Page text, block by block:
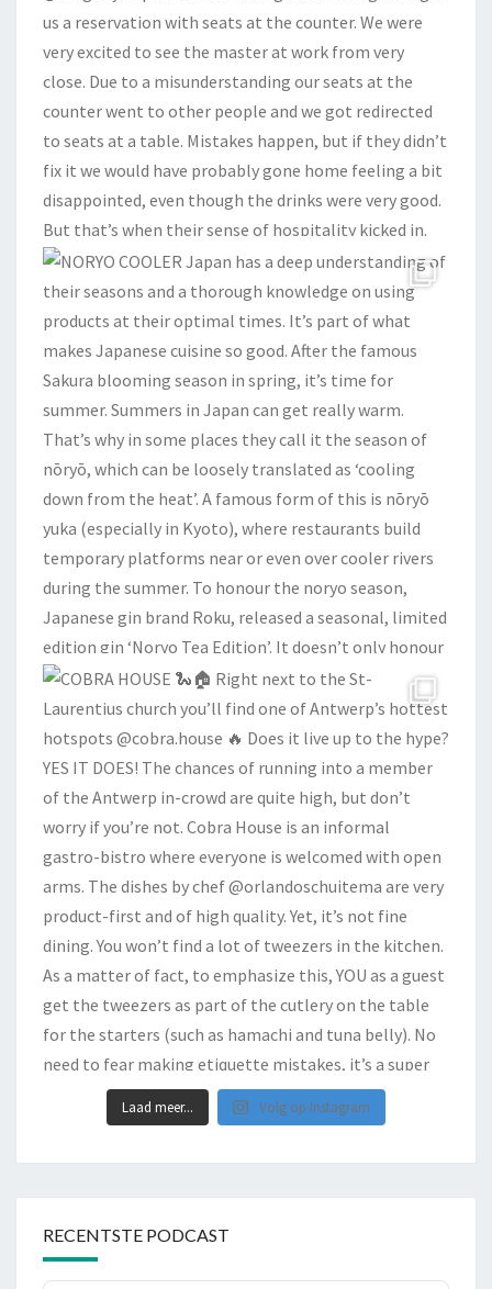
Laad meer... Volg op Instagram
RECENTSTE PODCAST